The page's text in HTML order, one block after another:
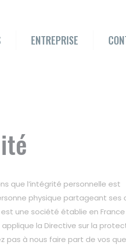
ENTREPRISE
que l’intégrité personnelle est
physique partageant ses
une société établie en
la Directive sur la
pas à nous faire part de vos